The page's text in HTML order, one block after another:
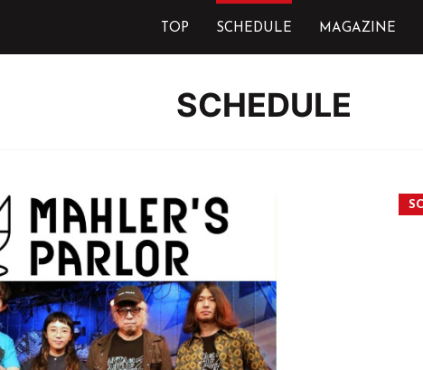
TOP SCHEDULE MAGAZINE
SCHEDULE